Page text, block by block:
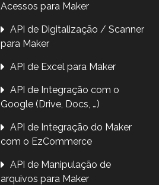
Acessos para Maker
API de Digitalização / Scanner
para Maker
API de Excel para Maker
API de Integração com o
Google (Drive, Docs, …)
API de Integração do Maker
com o EzCommerce
API de Manipulação de
arquivos para Maker